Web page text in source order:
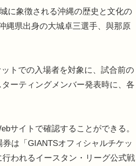
に象徴される沖縄の歴史と文化の
縄県出身の大城卓三選手、與那原
トでの入場者を対象に、試合前の
ーティングメンバー発表時に、各
サイトで確認することができる。
は「GIANTSオフィシャルチケッ
われるイースタン・リーグ公式戦